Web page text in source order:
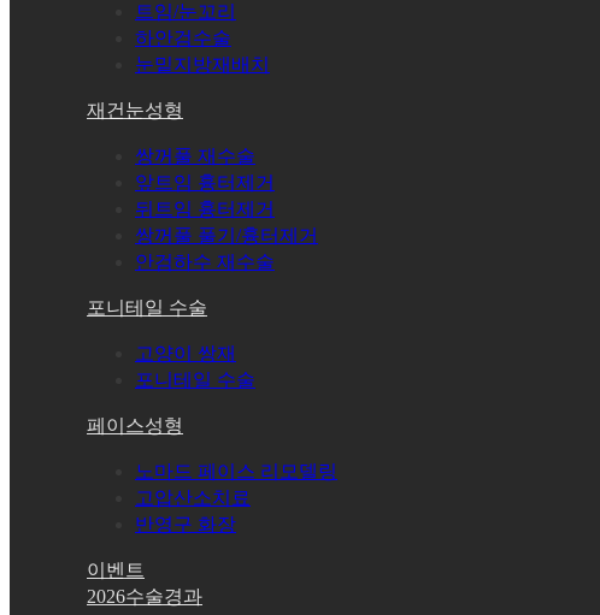
트임/눈꼬리
하안검수술
눈밑지방재배치
재건눈성형
쌍꺼풀 재수술
앞트임 흉터제거
뒤트임 흉터제거
쌍꺼풀 풀기/흉터제거
안검하수 재수술
포니테일 수술
고양이 쌍재
포니테일 수술
페이스성형
노마드 페이스 리모델링
고압산소치료
반영구 화장
이벤트
2026수술경과